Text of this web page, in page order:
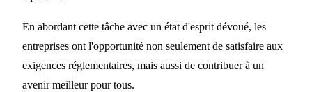
En abordant cette tâche avec un état d'esprit dévoué, les
entreprises ont l'opportunité non seulement de satisfaire aux
exigences réglementaires, mais aussi de contribuer à un
avenir meilleur pour tous.